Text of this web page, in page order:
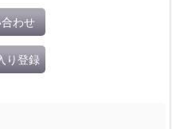
わせ
り登録